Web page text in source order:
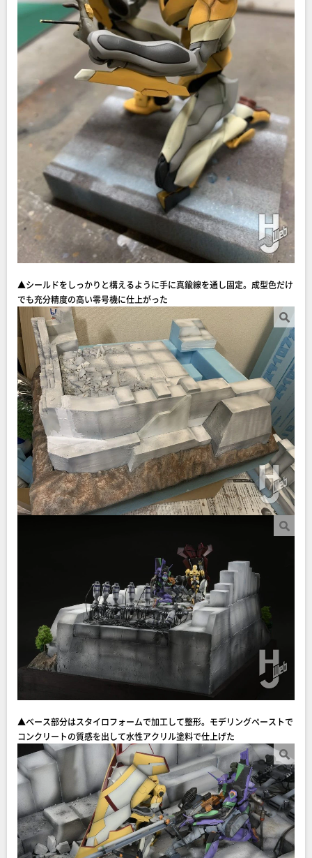
▲シールドをしっかりと構えるように手に真鍮線を通し固定。成型色だけ
でも充分精度の高い零号機に仕上がった
▲ベース部分はスタイロフォームで加工して整形。モデリングペーストで
コンクリートの質感を出して水性アクリル塗料で仕上げた